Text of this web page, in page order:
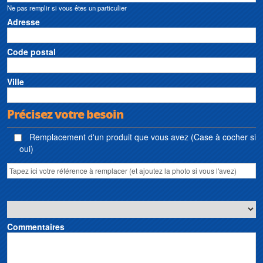
Ne pas remplir si vous êtes un particulier
Adresse
Code postal
Ville
Précisez votre besoin
Remplacement d'un produit que vous avez (Case à cocher si
oui)
Commentaires